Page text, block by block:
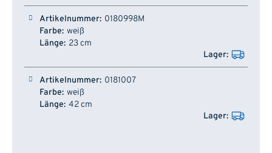
Artikelnummer Farbe Länge
0180998M
weiß
23 cm
0181007
weiß
42 cm